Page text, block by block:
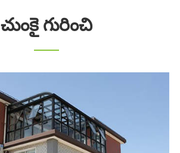
చుంకై గురించి